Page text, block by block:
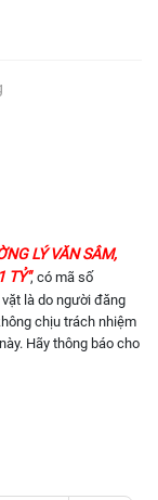
LÝ VĂN SÂM,
TỶ", có mã số
là do người đăng
chịu trách nhiệm
Hãy thông báo cho